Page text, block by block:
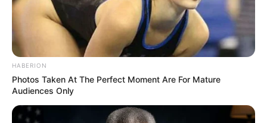
HABERION
Photos Taken At The Perfect Moment Are For Mature
Audiences Only